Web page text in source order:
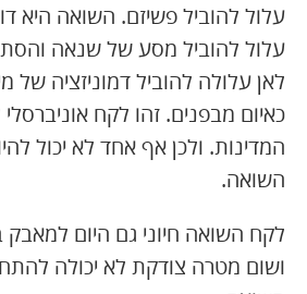
עלול להוביל פשיזם. השואה היא
עלול להוביל מסע של שנאה
לאן עלולה להוביל דמוניזציה של
כאיום מבפנים. זהו לקח
המדינות. ולכן אף אחד לא יכול
השואה.
לקח השואה חיוני גם היום למאבק
ושום מטרה צודקת לא יכולה